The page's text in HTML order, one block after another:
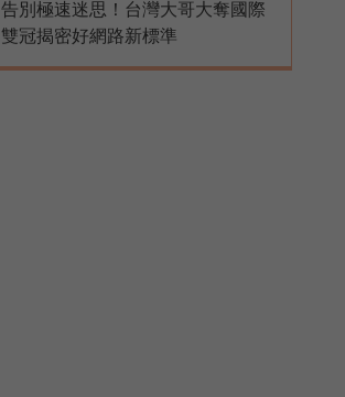
告別極速迷思！台灣大哥大奪國際
雙冠揭密好網路新標準